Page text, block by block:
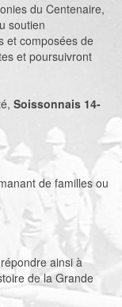
du Centenaire,
soutien
et composées de
et poursuivront
Soissonnais 14-
de familles ou
ainsi à
de la Grande